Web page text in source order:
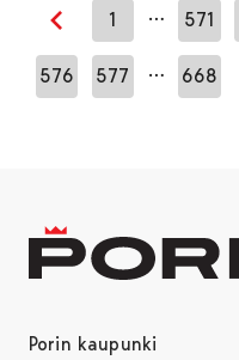
Edellinen sivu
1 … 571
576 577 … 668
Porin kaupunki